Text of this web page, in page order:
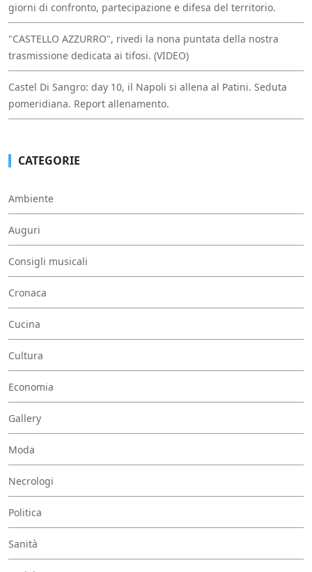
giorni di confronto, partecipazione e difesa del territorio.
"CASTELLO AZZURRO", rivedi la nona puntata della nostra
trasmissione dedicata ai tifosi. (VIDEO)
Castel Di Sangro: day 10, il Napoli si allena al Patini. Seduta
pomeridiana. Report allenamento.
CATEGORIE
Ambiente
Auguri
Consigli musicali
Cronaca
Cucina
Cultura
Economia
Gallery
Moda
Necrologi
Politica
Sanità